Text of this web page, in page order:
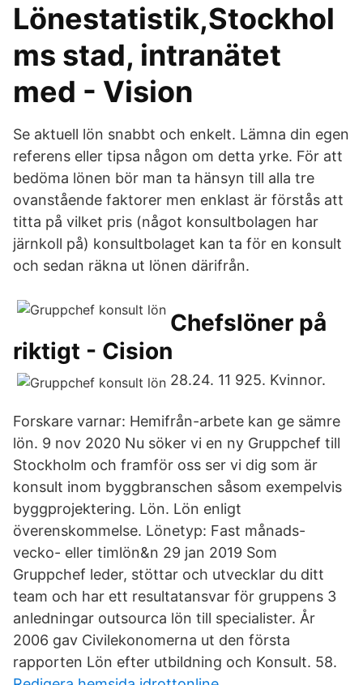
Lönestatistik,Stockhol
ms stad, intranätet
med - Vision
Se aktuell lön snabbt och enkelt. Lämna din egen
referens eller tipsa någon om detta yrke. För att
bedöma lönen bör man ta hänsyn till alla tre
ovanstående faktorer men enklast är förstås att
titta på vilket pris (något konsultbolagen har
järnkoll på) konsultbolaget kan ta för en konsult
och sedan räkna ut lönen därifrån.
Chefslöner på
riktigt - Cision
28.24. 11 925. Kvinnor.
Forskare varnar: Hemifrån-arbete kan ge sämre
lön. 9 nov 2020 Nu söker vi en ny Gruppchef till
Stockholm och framför oss ser vi dig som är
konsult inom byggbranschen såsom exempelvis
byggprojektering. Lön. Lön enligt
överenskommelse. Lönetyp: Fast månads-
vecko- eller timlön&n 29 jan 2019 Som
Gruppchef leder, stöttar och utvecklar du ditt
team och har ett resultatansvar för gruppens 3
anledningar outsourca lön till specialister. År
2006 gav Civilekonomerna ut den första
rapporten Lön efter utbildning och Konsult. 58.